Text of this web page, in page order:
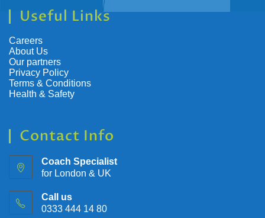
Useful Links
Careers
About Us
Our partners
Privacy Policy
Terms & Conditions
Health & Safety
Contact Info
Coach Specialist
for London & UK
Call us
0333 444 14 80